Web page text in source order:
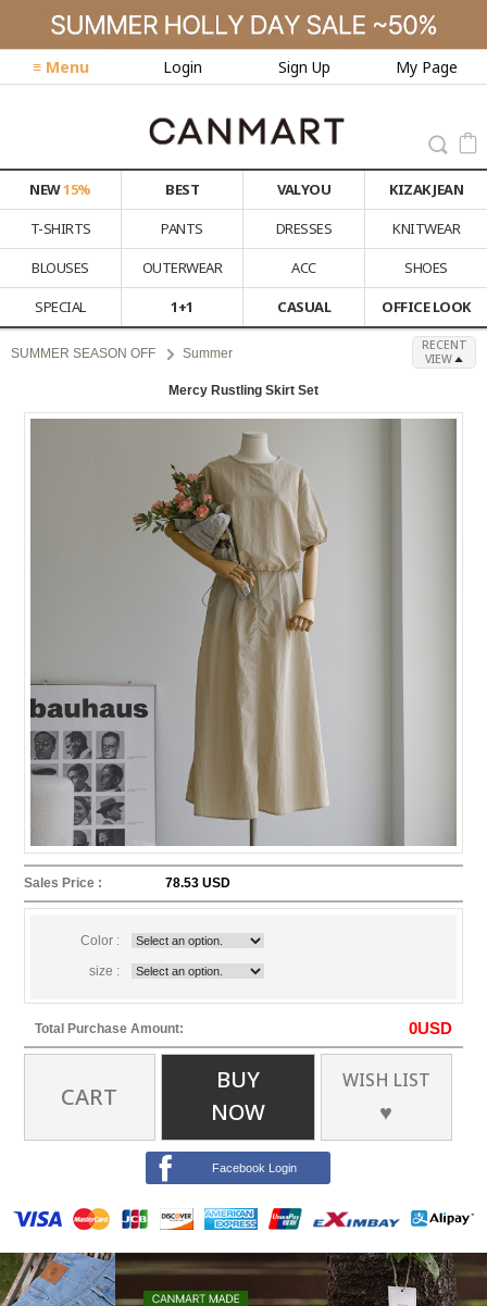
≡ Menu Login Sign Up My Page
NEW15% BEST VALYOU
KIZAK JEAN
T-SHIRTS
PANTS DRESSES
KNITWEAR
BLOUSES
OUTERWEAR ACC
SHOES
SPECIAL
1+1 CASUAL OFFICE LOOK
SUMMER SEASON OFF Summer
RECENT
VIEW
Mercy Rustling Skirt Set
Sales Price : 78.53 USD
Color :
size :
Total Purchase Amount: 0USD
CART
BUY
NOW
WISH LIST
♥
Facebook Login